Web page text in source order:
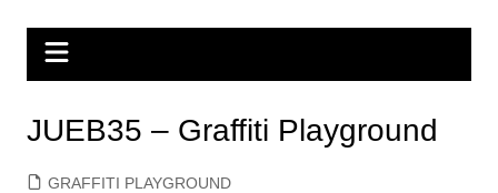
JUEB35 – Graffiti Playground
GRAFFITI PLAYGROUND